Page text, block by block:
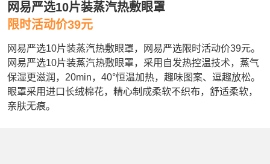
网易严选10片装蒸汽热敷眼罩
限时活动价39元
网易严选10片装蒸汽热敷眼罩，网易严选限时活动价39元。
网易严选10片装蒸汽热敷眼罩，采用自发热控温技术，蒸气
保湿更滋润，20min，40°恒温加热，趣味图案、逗趣放松。
眼罩采用进口长绒棉花，精心制成柔软不织布，舒适柔软，
亲肤无痕。